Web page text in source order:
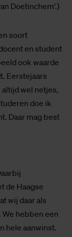
Doetinchem’.)
soort
en student
ook waarde
Eerstejaars
altijd wel netjes,
doe ik
Daar mag best
de Haagse
wij daar als
hebben een
hele aanwinst.